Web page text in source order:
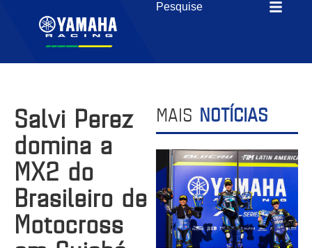
Salvi Perez
domina a
MX2 do
Brasileiro de
Motocross
MAIS NOTÍCIAS